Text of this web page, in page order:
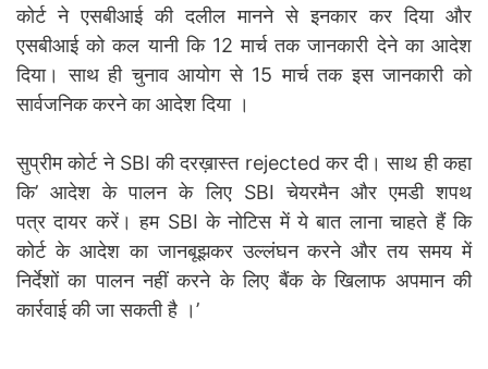
कोर्ट ने एसबीआई की दलील मानने से इनकार कर दिया और
एसबीआई को कल यानी कि 12 मार्च तक जानकारी देने का आदेश
दिया। साथ ही चुनाव आयोग से 15 मार्च तक इस जानकारी को
सार्वजनिक करने का आदेश दिया ।
सुप्रीम कोर्ट ने SBI की दरख़ास्त rejected कर दी। साथ ही कहा
कि’ आदेश के पालन के लिए SBI चेयरमैन और एमडी शपथ
पत्र दायर करें। हम SBI के नोटिस में ये बात लाना चाहते हैं कि
कोर्ट के आदेश का जानबूझकर उल्लंघन करने और तय समय में
निर्देशों का पालन नहीं करने के लिए बैंक के खिलाफ अपमान की
कार्रवाई की जा सकती है ।’